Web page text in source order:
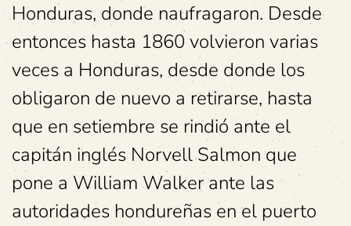
Honduras, donde naufragaron. Desde
entonces hasta 1860 volvieron varias
veces a Honduras, desde donde los
obligaron de nuevo a retirarse, hasta
que en setiembre se rindió ante el
capitán inglés Norvell Salmon que
pone a William Walker ante las
autoridades hondureñas en el puerto